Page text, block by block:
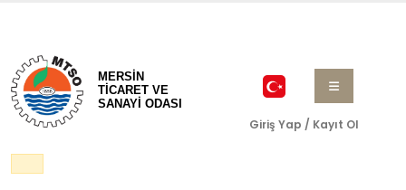
MERSİN
TİCARET VE
SANAYİ ODASI
Giriş Yap / Kayıt Ol